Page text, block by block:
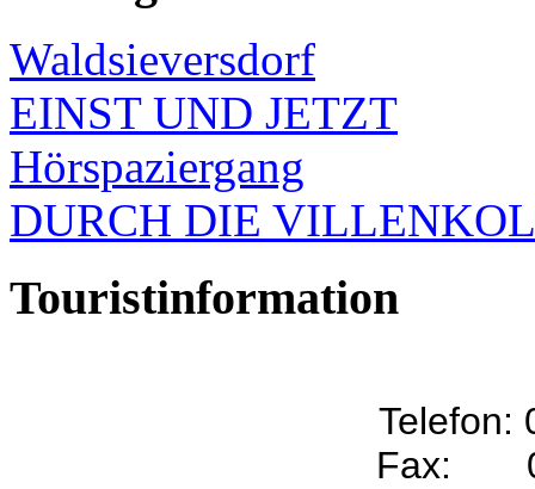
Waldsieversdorf
EINST UND JETZT
Hörspaziergang
DURCH DIE
Touristinformation
Telefon:
Fax: